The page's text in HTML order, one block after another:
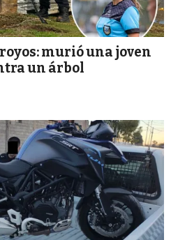
murió una joven
un árbol